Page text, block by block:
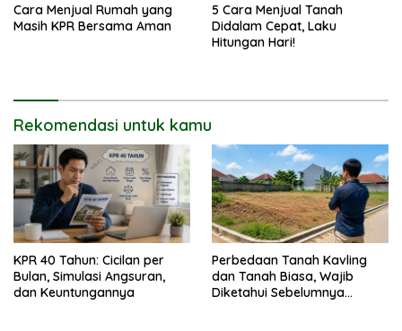
Cara Menjual Rumah yang
Masih KPR Bersama Aman
5 Cara Menjual Tanah
Didalam Cepat, Laku
Hitungan Hari!
Rekomendasi untuk kamu
KPR 40 Tahun: Cicilan per
Bulan, Simulasi Angsuran,
dan Keuntungannya
Perbedaan Tanah Kavling
dan Tanah Biasa, Wajib
Diketahui Sebelumnya